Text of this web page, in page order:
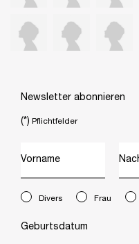
Newsletter abonnieren
(*) Pflichtfelder
Vorname
newslettersignup.title.legend
Divers Frau
Geburtsdatum